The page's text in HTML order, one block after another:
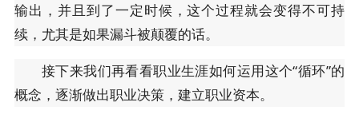
输出，并且到了一定时候，这个过程就会变得不可持
续，尤其是如果漏斗被颠覆的话。
接下来我们再看看职业生涯如何运用这个“循环”的
概念，逐渐做出职业决策，建立职业资本。